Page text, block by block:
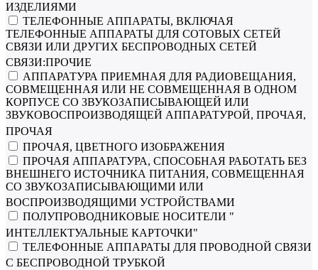
ИЗДЕЛИЯМИ
ТЕЛЕФОННЫЕ АППАРАТЫ, ВКЛЮЧАЯ
ТЕЛЕФОННЫЕ АППАРАТЫ ДЛЯ СОТОВЫХ СЕТЕЙ
СВЯЗИ ИЛИ ДРУГИХ БЕСПРОВОДНЫХ СЕТЕЙ
СВЯЗИ:ПРОЧИЕ
АППАРАТУРА ПРИЕМНАЯ ДЛЯ РАДИОВЕЩАНИЯ,
СОВМЕЩЕННАЯ ИЛИ НЕ СОВМЕЩЕННАЯ В ОДНОМ
КОРПУСЕ СО ЗВУКОЗАПИСЫВАЮЩЕЙ ИЛИ
ЗВУКОВОСПРОИЗВОДЯЩЕЙ АППАРАТУРОЙ, ПРОЧАЯ,
ПРОЧАЯ
ПРОЧАЯ, ЦВЕТНОГО ИЗОБРАЖЕНИЯ
ПРОЧАЯ АППАРАТУРА, СПОСОБНАЯ РАБОТАТЬ БЕЗ
ВНЕШНЕГО ИСТОЧНИКА ПИТАНИЯ, СОВМЕЩЕННАЯ
СО ЗВУКОЗАПИСЫВАЮЩИМИ ИЛИ
ВОСПРОИЗВОДЯЩИМИ УСТРОЙСТВАМИ
ПОЛУПРОВОДНИКОВЫЕ НОСИТЕЛИ "
ИНТЕЛЛЕКТУАЛЬНЫЕ КАРТОЧКИ"
ТЕЛЕФОННЫЕ АППАРАТЫ ДЛЯ ПРОВОДНОЙ СВЯЗИ
С БЕСПРОВОДНОЙ ТРУБКОЙ